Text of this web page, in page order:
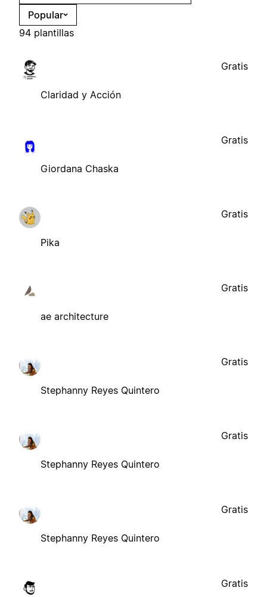
Popular
94 plantillas
Claridad y Acción
Gratis
Giordana Chaska
Gratis
Pika
Gratis
ae architecture
Gratis
Stephanny Reyes Quintero
Gratis
Stephanny Reyes Quintero
Gratis
Stephanny Reyes Quintero
Gratis
Gratis